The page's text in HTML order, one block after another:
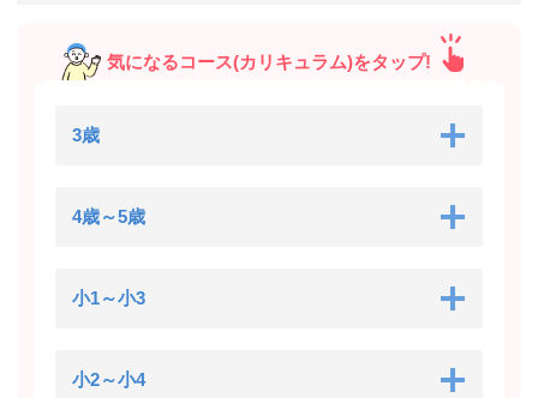
気になるコース(カリキュラム)をタップ!
3歳
4歳～5歳
小1～小3
小2～小4